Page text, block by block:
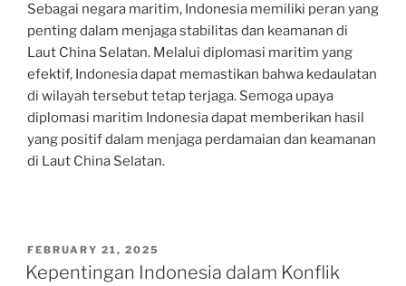
Sebagai negara maritim, Indonesia memiliki peran yang
penting dalam menjaga stabilitas dan keamanan di
Laut China Selatan. Melalui diplomasi maritim yang
efektif, Indonesia dapat memastikan bahwa kedaulatan
di wilayah tersebut tetap terjaga. Semoga upaya
diplomasi maritim Indonesia dapat memberikan hasil
yang positif dalam menjaga perdamaian dan keamanan
di Laut China Selatan.
POSTED
ON
FEBRUARY 21, 2025
Kepentingan Indonesia dalam Konflik